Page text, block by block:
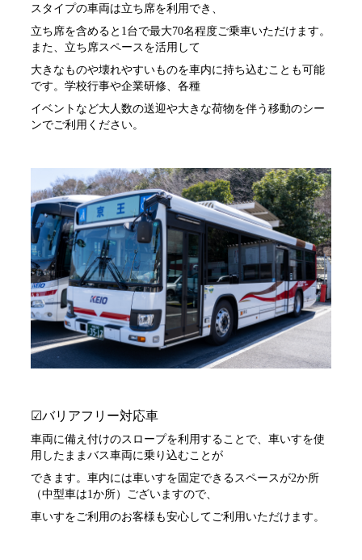
バス
車両運行管理
自動車整備
損害保険
採用情報
スタイプの車両は立ち席を利用でき、
立ち席を含めると 1台で最大70名程度ご乗車いただけます。
また、立ち席スペースを活用して
大きなものや壊れやすいものを車内に持ち込むことも可能
です。学校行事や企業研修、各種
イベントなど大人数の送迎や大きな荷物を伴う移動のシー
ンでご利用ください。
☑バリアフリー対応車
車両に備え付けのスロープを利用することで、車いすを使
用したままバス車両に乗り込むことが
できます。車内には車いすを固定できるスペースが2か所
（中型車は1か所）ございますので、
車いすをご利用のお客様も安心してご利用いただけます。